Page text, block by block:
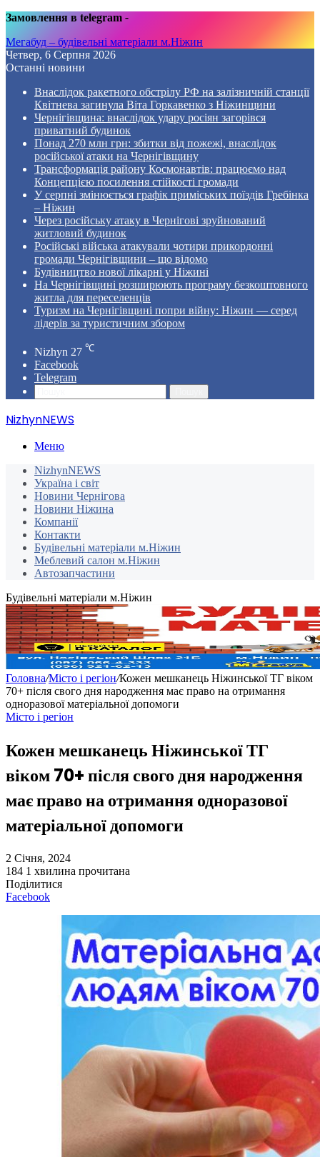
Замовлення в telegram -
Мегабуд – будівельні матеріали м.Ніжин
Четвер, 6 Серпня 2026
Останні новини
Внаслідок ракетного обстрілу РФ на залізничній станції
Квітнева загинула Віта Горкавенко з Ніжинщини
Чернігівщина: внаслідок удару росіян загорівся
приватний будинок
Понад 270 млн грн: збитки від пожежі, внаслідок
російської атаки на Чернігівщину
Трансформація району Космонавтів: працюємо над
Концепцією посилення стійкості громади
У серпні змінюється графік приміських поїздів Гребінка
– Ніжин
Через російську атаку в Чернігові зруйнований
житловий будинок
Російські війська атакували чотири прикордонні
громади Чернігівщини – що відомо
Будівництво нової лікарні у Ніжині
На Чернігівщині розширюють програму безкоштовного
житла для переселенців
Туризм на Чернігівщині попри війну: Ніжин — серед
лідерів за туристичним збором
Nizhyn 27 ℃
Facebook
Telegram
NizhynNEWS
Меню
NizhynNEWS
Україна і світ
Новини Чернігова
Новини Ніжина
Компанії
Контакти
Будівельні матеріали м.Ніжин
Меблевий салон м.Ніжин
Автозапчастини
Будівельні матеріали м.Ніжин
Головна/Місто і регіон/Кожен мешканець Ніжинської ТГ віком
70+ після свого дня народження має право на отримання
одноразової матеріальної допомоги
Місто і регіон
Кожен мешканець Ніжинської ТГ
віком 70+ після свого дня народження
має право на отримання одноразової
матеріальної допомоги
2 Січня, 2024
184 1 хвилина прочитана
Поділитися
Facebook